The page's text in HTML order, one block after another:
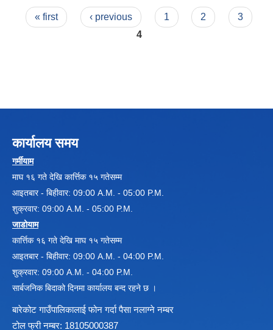
Pages
« first ‹ previous 1 2
3
4
कार्यालय समय
गर्मीयाम
माघ १६ गते देखि कार्त्तिक १५ गतेसम्म
आइतबार - बिहीवार: 09:00 A.M. - 05:00 P.M.
शुक्रवार: 09:00 A.M. - 05:00 P.M.
जाडोयाम
कार्त्तिक १६ गते देखि माघ १५ गतेसम्म
आइतबार - बिहीवार: 09:00 A.M. - 04:00 P.M.
शुक्रवार: 09:00 A.M. - 04:00 P.M.
सार्बजनिक बिदाको दिनमा कार्यालय बन्द रहने छ ।
बारेकोट गाउँपालिकालाई फोन गर्दा पैसा नलाग्ने नम्बर
टोल फ्री नम्बर: 18105000387